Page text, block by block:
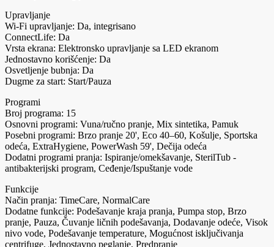
Upravljanje
Wi-Fi upravljanje: Da, integrisano
ConnectLife: Da
Vrsta ekrana: Elektronsko upravljanje sa LED ekranom
Jednostavno korišćenje: Da
Osvetljenje bubnja: Da
Dugme za start: Start/Pauza
Programi
Broj programa: 15
Osnovni programi: Vuna/ručno pranje, Mix sintetika, Pamuk
Posebni programi: Brzo pranje 20', Eco 40–60, Košulje, Sportska
odeća, ExtraHygiene, PowerWash 59', Dečija odeća
Dodatni programi pranja: Ispiranje/omekšavanje, SterilTub -
antibakterijski program, Ceđenje/Ispuštanje vode
Funkcije
Način pranja: TimeCare, NormalCare
Dodatne funkcije: Podešavanje kraja pranja, Pumpa stop, Brzo
pranje, Pauza, Čuvanje ličnih podešavanja, Dodavanje odeće, Visok
nivo vode, Podešavanje temperature, Mogućnost isključivanja
centrifuge, Jednostavno peglanje, Predpranje